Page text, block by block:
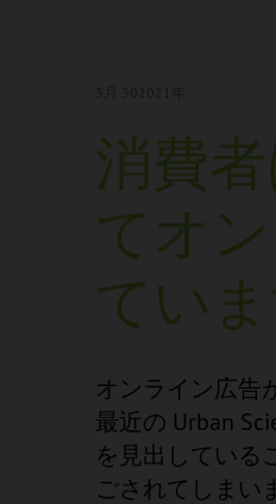
消費
てオ
ていま
オンライン広告
最近の Urban
を見出している
ごされてしまい